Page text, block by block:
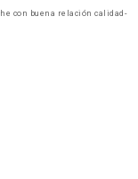
con buena relación calidad-